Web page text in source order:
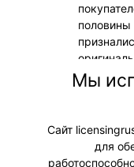
если
Такие
в
#Тренды
Мы
Сайт
для